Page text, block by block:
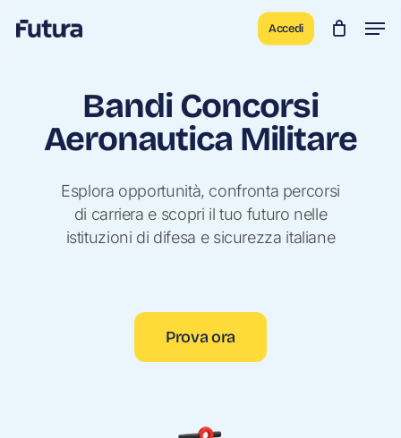
Accedi
Bandi Concorsi
Aeronautica Militare
Esplora opportunità, confronta percorsi
di carriera e scopri il tuo futuro nelle
istituzioni di difesa e sicurezza italiane
Prova ora